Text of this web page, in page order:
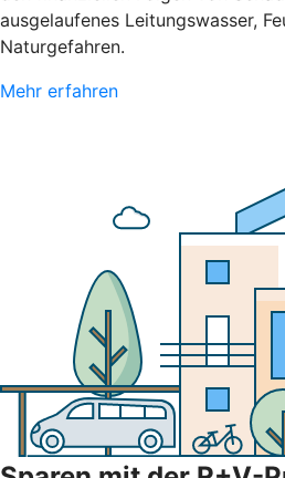
ausgelaufenes Leitungswasser,
Naturgefahren.
Mehr erfahren